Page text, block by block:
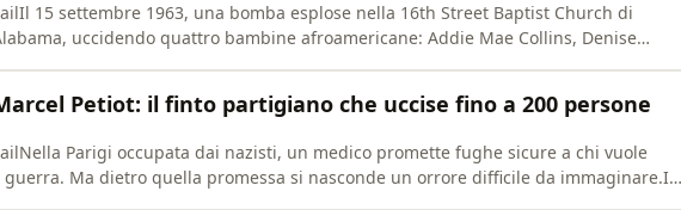
15 settembre 1963, una bomba esplose nella 16th Street Baptist Church di
uccidendo quattro bambine afroamericane: Addie Mae Collins, Denise
Marcel Petiot: il finto partigiano che uccise fino a 200 persone
Parigi occupata dai nazisti, un medico promette fughe sicure a chi vuole
guerra. Ma dietro quella promessa si nasconde un orrore difficile da immaginare.In